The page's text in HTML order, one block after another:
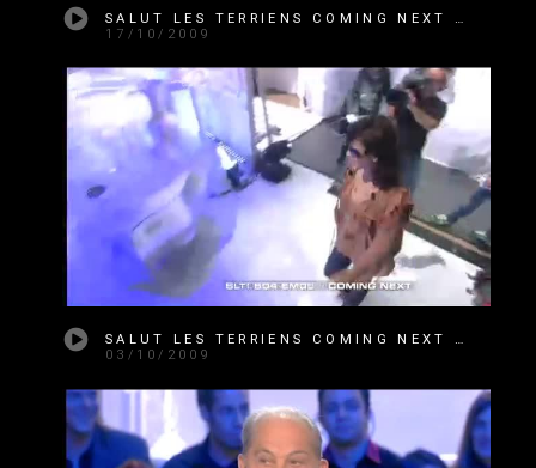
SALUT LES TERRIENS COMING NEXT SAISON 4 ÉMISSION 07
17/10/2009
SALUT LES TERRIENS COMING NEXT SAISON 4 ÉMISSION 05
03/10/2009